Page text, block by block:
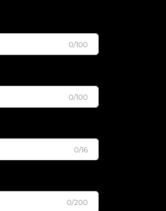
0/100
0/100
0/16
0/200